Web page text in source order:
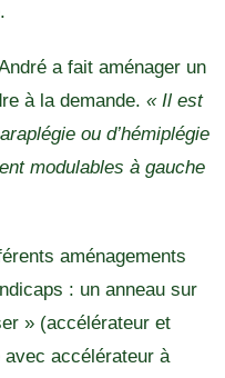
a fait aménager un
à la demande. « Il est
ou d’hémiplégie
modulables à gauche
aménagements
: un anneau sur
» (accélérateur et
avec accélérateur à